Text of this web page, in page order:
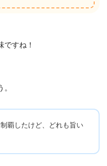
ですね！
覇したけど、どれも旨い